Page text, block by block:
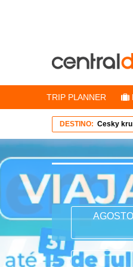
TRIP PLANNER
DESTINO: Cesky krumlov